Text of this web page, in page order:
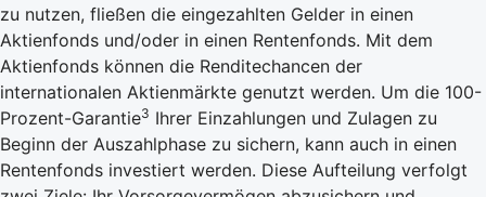
zu nutzen, fließen die eingezahlten Gelder in einen
Aktienfonds und/oder in einen Rentenfonds. Mit dem
Aktienfonds können die Renditechancen der
internationalen Aktienmärkte genutzt werden. Um die 100-
Prozent-Garantie3 Ihrer Einzahlungen und Zulagen zu
Beginn der Auszahlphase zu sichern, kann auch in einen
Rentenfonds investiert werden. Diese Aufteilung verfolgt